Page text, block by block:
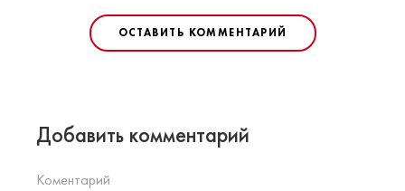
ОСТАВИТЬ КОММЕНТАРИЙ
Добавить комментарий
Коментарий